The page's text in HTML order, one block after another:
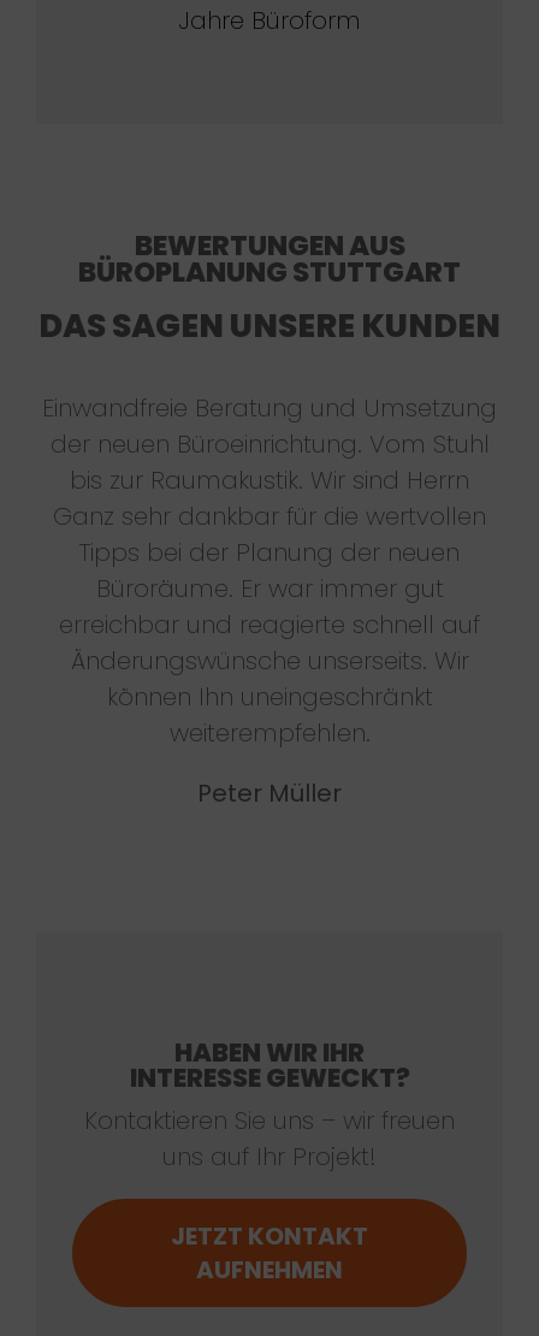
Jahre Büroform
BEWERTUNGEN AUS
BÜROPLANUNG STUTTGART
DAS SAGEN UNSERE KUNDEN
Einwandfreie Beratung und Umsetzung
der neuen Büroeinrichtung. Vom Stuhl
bis zur Raumakustik. Wir sind Herrn
Ganz sehr dankbar für die wertvollen
Tipps bei der Planung der neuen
Büroräume. Er war immer gut
erreichbar und reagierte schnell auf
Änderungswünsche unserseits. Wir
können Ihn uneingeschränkt
weiterempfehlen.
Peter Müller
HABEN WIR IHR
INTERESSE GEWECKT?
Kontaktieren Sie uns – wir freuen
uns auf Ihr Projekt!
JETZT KONTAKT
AUFNEHMEN